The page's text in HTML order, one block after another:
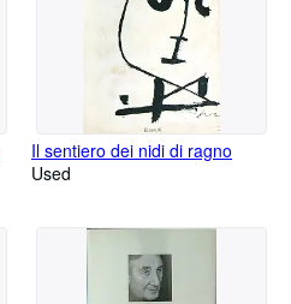
Il sentiero dei nidi di ragno
Used